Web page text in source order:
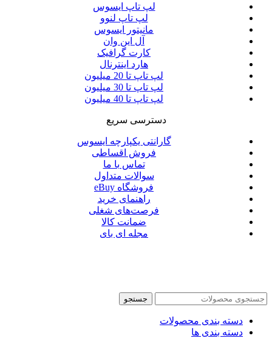
لپ تاپ ایسوس
لپ تاپ لنوو
مانیتور ایسوس
آل این وان
کارت گرافیک
هارد اینترنال
لپ تاپ تا 20 میلیون
لپ تاپ تا 30 میلیون
لپ تاپ تا 40 میلیون
دسترسی سریع
گارانتی یکپارچه ایسوس
فروش اقساطی
تماس با ما
سوالات متداول
فروشگاه eBuy
راهنمای خرید
فرصت‌های شغلی
ضمانت کالا
مجله ای بای
جستجو
دسته بندی محصولات
دسته بندی ها